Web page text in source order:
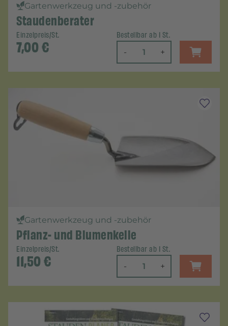
Gartenwerkzeug und -zubehör
Staudenberater
Einzelpreis/St.
7,00€
Bestellbar ab 1 St.
- +
Gartenwerkzeug und -zubehör
Pflanz- und Blumenkelle
Einzelpreis/St.
11,50€
Bestellbar ab 1 St.
- +